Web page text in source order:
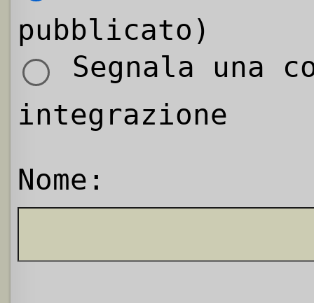
pubblicato)
Segnala una
integrazione
Nome: